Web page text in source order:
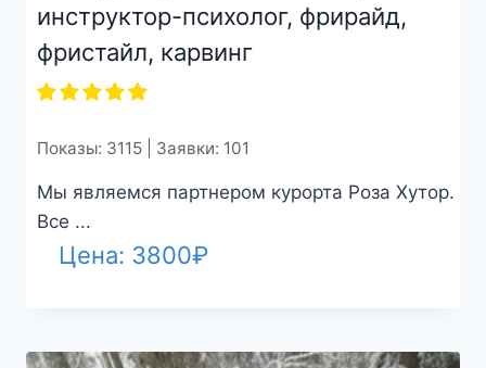
инструктор-психолог, фрирайд,
фристайл, карвинг
Показы: 3115 | Заявки: 101
Мы являемся партнером курорта Роза Хутор.
Все ...
Цена: 3800₽